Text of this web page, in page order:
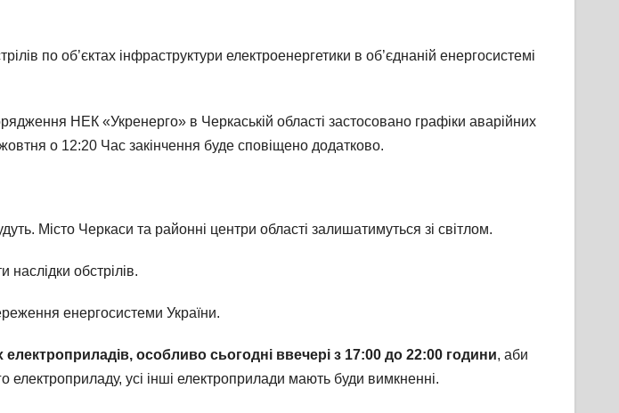
по об’єктах інфраструктури електроенергетики в об’єднаній енергосистемі
НЕК «Укренерго» в Черкаській області застосовано графіки аварійних
о 12:20 Час закінчення буде сповіщено додатково.
Місто Черкаси та районні центри області залишатимуться зі світлом.
обстрілів.
енергосистеми України.
особливо сьогодні ввечері з 17:00 до 22:00 години, аби
усі інші електроприлади мають буди вимкненні.